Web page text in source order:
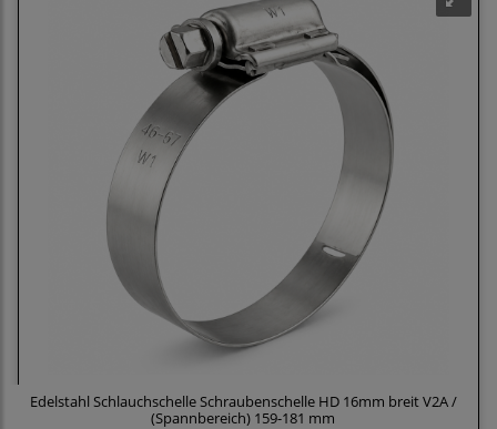
Edelstahl Schlauchschelle Schraubenschelle HD 16mm breit V2A /
(Spannbereich) 159-181 mm